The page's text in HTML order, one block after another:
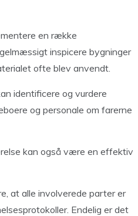
en række
inspicere bygninger
ofte blev anvendt.
identificere og vurdere
og personale om farerne
kan også være en effektiv
at alle involverede parter er
Endelig er det